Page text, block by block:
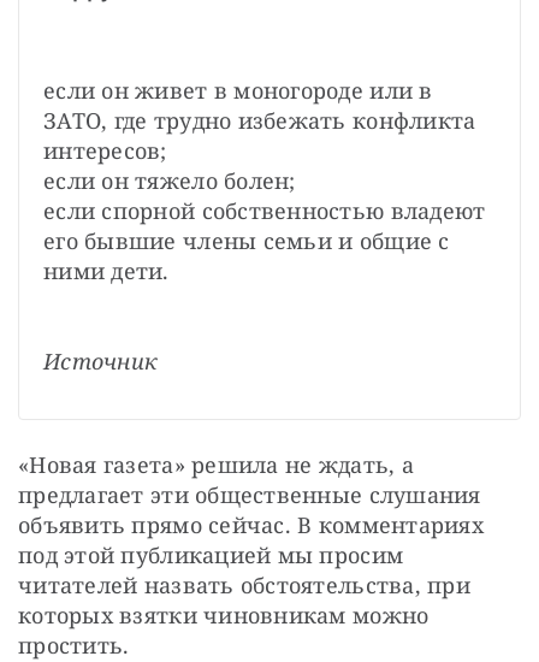
если он живет в моногороде или в
ЗАТО, где трудно избежать конфликта
интересов;
если он тяжело болен;
если спорной собственностью владеют
его бывшие члены семьи и общие с
ними дети.
Источник
«Новая газета» решила не ждать, а
предлагает эти общественные слушания
объявить прямо сейчас. В комментариях
под этой публикацией мы просим
читателей назвать обстоятельства, при
которых взятки чиновникам можно
простить.